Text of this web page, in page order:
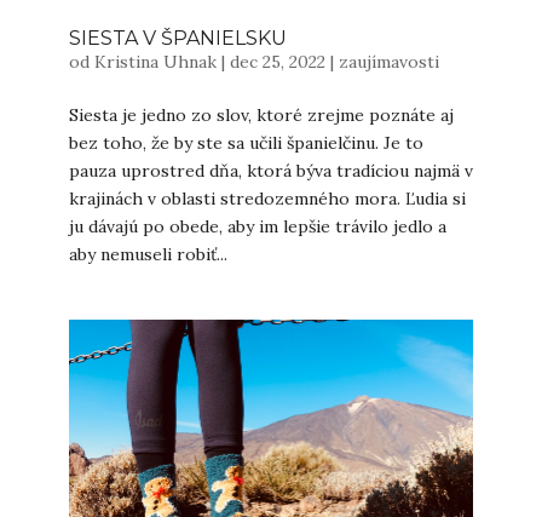
SIESTA V ŠPANIELSKU
od Kristina Uhnak| dec 25, 2022 | zaujímavosti
Siesta je jedno zo slov, ktoré zrejme poznáte aj
bez toho, že by ste sa učili španielčinu. Je to
pauza uprostred dňa, ktorá býva tradíciou najmä v
krajinách v oblasti stredozemného mora. Ľudia si
ju dávajú po obede, aby im lepšie trávilo jedlo a
aby nemuseli robiť...